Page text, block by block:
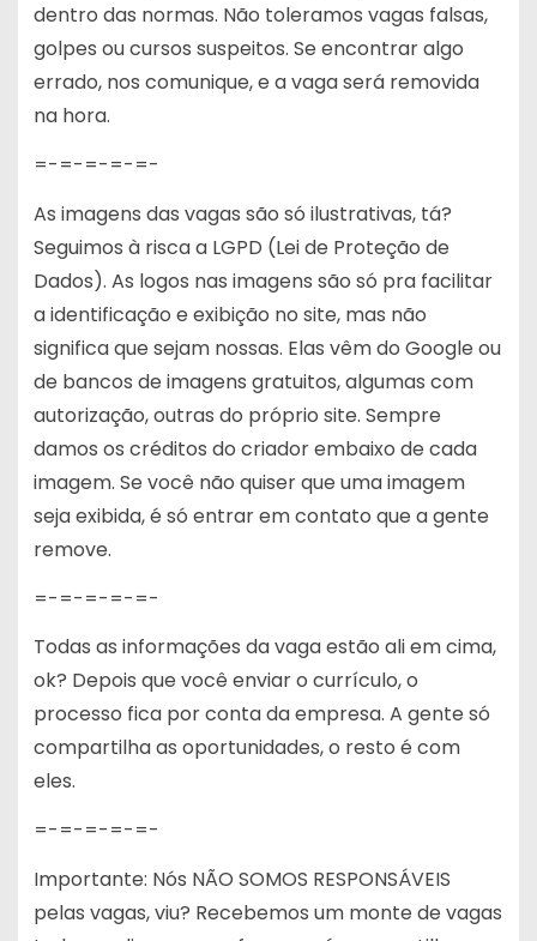
dentro das normas. Não toleramos vagas falsas,
golpes ou cursos suspeitos. Se encontrar algo
errado, nos comunique, e a vaga será removida
na hora.
=-=-=-=-=-
As imagens das vagas são só ilustrativas, tá?
Seguimos à risca a LGPD (Lei de Proteção de
Dados). As logos nas imagens são só pra facilitar
a identificação e exibição no site, mas não
significa que sejam nossas. Elas vêm do Google ou
de bancos de imagens gratuitos, algumas com
autorização, outras do próprio site. Sempre
damos os créditos do criador embaixo de cada
imagem. Se você não quiser que uma imagem
seja exibida, é só entrar em contato que a gente
remove.
=-=-=-=-=-
Todas as informações da vaga estão ali em cima,
ok? Depois que você enviar o currículo, o
processo fica por conta da empresa. A gente só
compartilha as oportunidades, o resto é com
eles.
=-=-=-=-=-
Importante: Nós NÃO SOMOS RESPONSÁVEIS
pelas vagas, viu? Recebemos um monte de vagas